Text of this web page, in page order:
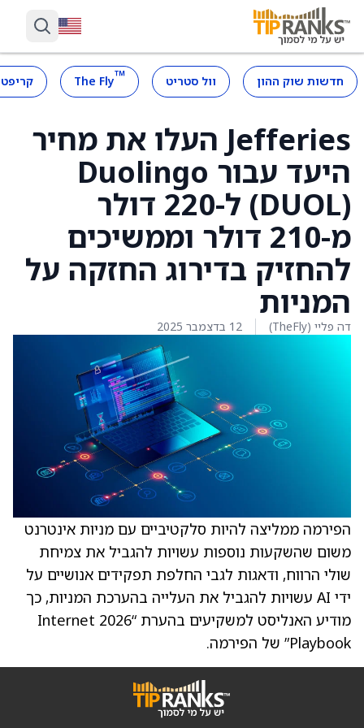
חדשות שוק ההון וול סטריט ™
The Fly
Jefferies העלו את מחיר
היעד עבור Duolingo
(DUOL) ל-220 דולר
מ-210 דולר וממשיכים
להחזיק בדירוג החזקה על
המניות
דה פליי (TheFly) 12 בדצמבר 2025
הפירמה ממליצה להיות סלקטיביים עם מניות אינטרנט
משום שהשקעות נוספות עשויות להגביל את צמיחת
שולי הרווח, ודאגות לגבי החלפת תפקידים אנושיים על
ידי AI עשויות להגביל את העלייה בהערכת המניות, כך
מודיע האנליסט למשקיעים בהערת “2026 Internet
Playbook” של הפירמה.